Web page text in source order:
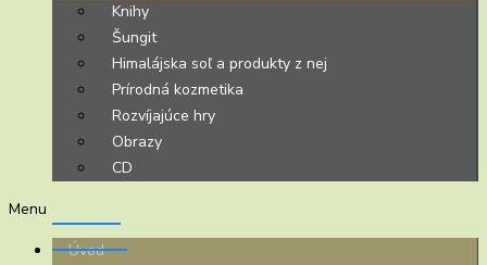
Knihy
Šungit
Himalájska soľ a produkty z nej
Prírodná kozmetika
Rozvíjajúce hry
Obrazy
CD
Menu
Úvod